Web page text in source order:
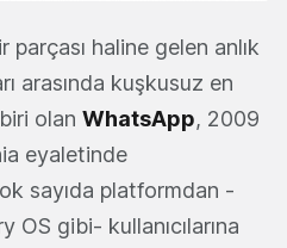
parçası haline gelen anlık
arasında kuşkusuz en
olan WhatsApp, 2009
eyaletinde
sayıda platformdan -
OS gibi- kullanıcılarına